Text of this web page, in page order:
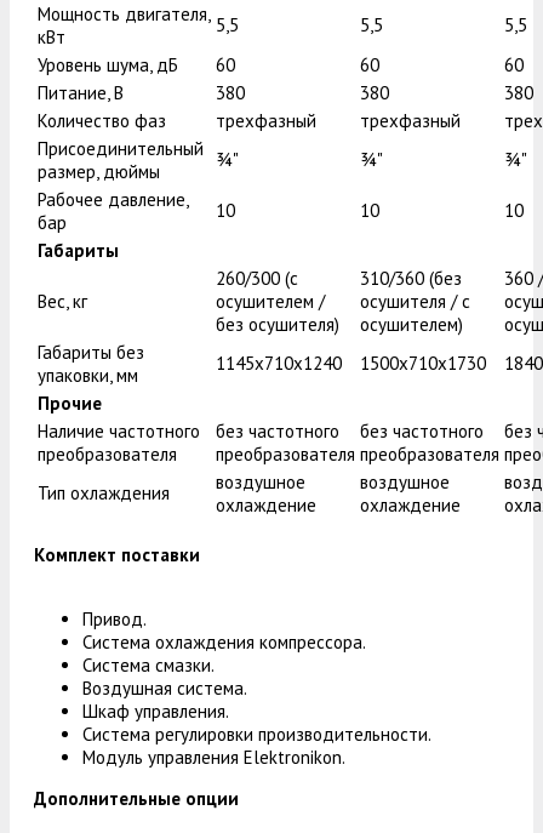
Мощность двигателя,
кВт
5,5 5,5
5,5
Уровень шума, дБ
60 60
60
Питание, В
380 380
380
Количество фаз
трехфазный трехфазный
Присоединительный
размер, дюймы
¾" ¾"
¾"
Рабочее давление,
бар
10 10
10
Габариты
Вес, кг
260/300 (с
осушителем /
без осушителя)
310/360 (без
осушителя / с
осушителем)
360
Габариты без
упаковки, мм
1145x710x1240 1500x710x1730
Прочие
Наличие частотного
преобразователя
без частотного
преобразователя
без частотного
преобразователя
без
Тип охлаждения
воздушное
охлаждение
воздушное
охлаждение
Комплект поставки
Привод.
Система охлаждения компрессора.
Система смазки.
Воздушная система.
Шкаф управления.
Система регулировки производительности.
Модуль управления Elektronikon.
Дополнительные опции